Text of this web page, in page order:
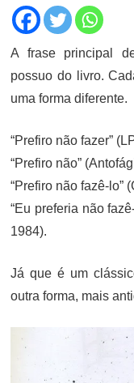
A frase principal
possuo do livro.
uma forma diferente.
“Prefiro não fazer”
“Prefiro não”
“Prefiro não fazê-lo”
“Eu preferia não
1984).
Já que é um
outra forma, mais